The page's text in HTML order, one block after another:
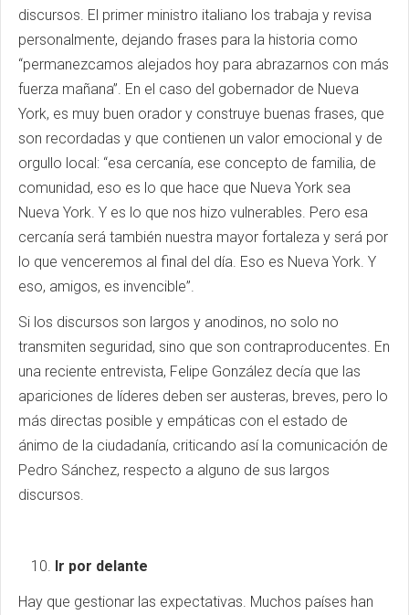
discursos. El primer ministro italiano los trabaja y revisa
personalmente, dejando frases para la historia como
“permanezcamos alejados hoy para abrazarnos con más
fuerza mañana”. En el caso del gobernador de Nueva
York, es muy buen orador y construye buenas frases, que
son recordadas y que contienen un valor emocional y de
orgullo local: “esa cercanía, ese concepto de familia, de
comunidad, eso es lo que hace que Nueva York sea
Nueva York. Y es lo que nos hizo vulnerables. Pero esa
cercanía será también nuestra mayor fortaleza y será por
lo que venceremos al final del día. Eso es Nueva York. Y
eso, amigos, es invencible”.
Si los discursos son largos y anodinos, no solo no
transmiten seguridad, sino que son contraproducentes. En
una reciente entrevista, Felipe González decía que las
apariciones de líderes deben ser austeras, breves, pero lo
más directas posible y empáticas con el estado de
ánimo de la ciudadanía, criticando así la comunicación de
Pedro Sánchez, respecto a alguno de sus largos
discursos.
Ir por delante
Hay que gestionar las expectativas. Muchos países han